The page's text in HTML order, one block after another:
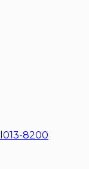
013-8200